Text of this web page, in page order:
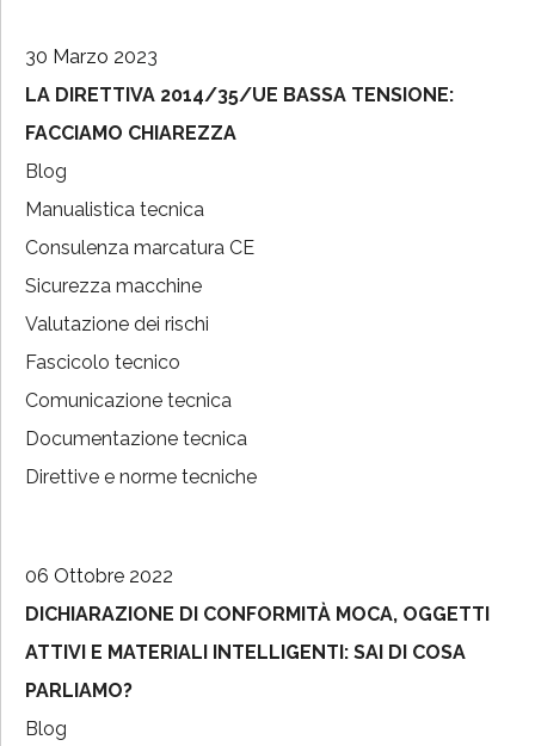
30 Marzo 2023
LA DIRETTIVA 2014/35/UE BASSA TENSIONE:
FACCIAMO CHIAREZZA
Blog
Manualistica tecnica
Consulenza marcatura CE
Sicurezza macchine
Valutazione dei rischi
Fascicolo tecnico
Comunicazione tecnica
Documentazione tecnica
Direttive e norme tecniche
06 Ottobre 2022
DICHIARAZIONE DI CONFORMITÀ MOCA, OGGETTI
ATTIVI E MATERIALI INTELLIGENTI: SAI DI COSA
PARLIAMO?
Blog